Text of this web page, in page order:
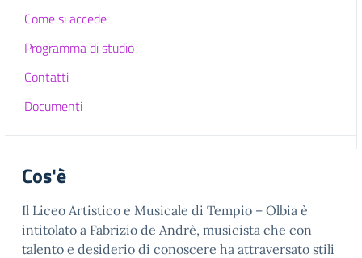
Come si accede
Programma di studio
Contatti
Documenti
Cos'è
Il Liceo Artistico e Musicale di Tempio – Olbia è
intitolato a Fabrizio de Andrè, musicista che con
talento e desiderio di conoscere ha attraversato stili